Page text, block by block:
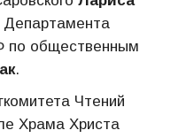
Департамента
по общественным
.
Чтений
Храма Христа